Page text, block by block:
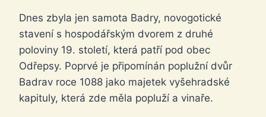
Dnes zbyla jen samota Badry, novogotické
stavení s hospodářským dvorem z druhé
poloviny 19. století, která patří pod obec
Odřepsy. Poprvé je připomínán poplužní dvůr
Badrav roce 1088 jako majetek vyšehradské
kapituly, která zde měla popluží a vinaře.